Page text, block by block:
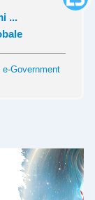
...
e-Government